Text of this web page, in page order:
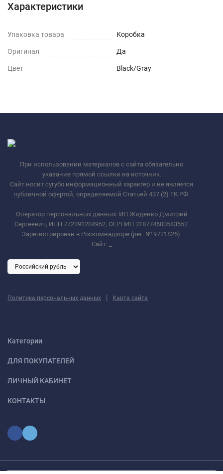
Характеристики
Упаковка товара Коробка
Оригинал Да
Цвет Black/Gray
При использовании материалов с сайта обязательно
указание прямой ссылки на источник.
Сайт носит сугубо информационный характер и не является
публичной офертой, определяемой Статьей 437 (2) ГК РФ.
Оператор персональных данных: ИП Жиденко Дмитрий
Сергеевич, ИНН 772391204952, ОГРНИП 318774600583552.
Зарегистрирован в Роскомнадзоре (рег. № 9721825).
Сайт:
Политика персональных данных | Карта сайта
Категории
ДЛЯ ПОКУПАТЕЛЕЙ
ЛИЧНЫЙ КАБИНЕТ
КОНТАКТЫ